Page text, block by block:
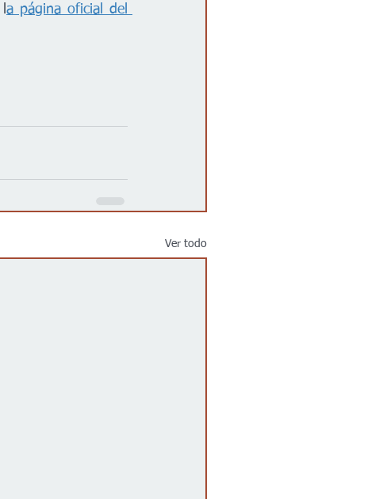
a página oficial del
Ver todo